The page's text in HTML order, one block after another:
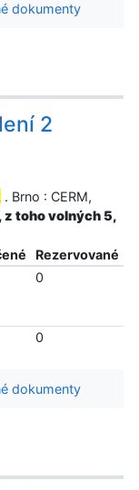
dokumenty
2
. Brno : CERM,
z toho volných 5,
Rezervované
0
0
dokumenty